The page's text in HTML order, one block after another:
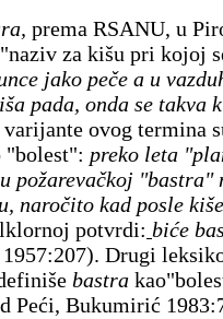
prema RSANU, u
za kišu pri kojoj
jako peče a u
pada, onda se takva
varijante ovog termina
"bolest": preko leta
požarevačkoj "bastra"
naročito kad posle
potvrdi: biće
Drugi
bastra
Peći, Bukumirić